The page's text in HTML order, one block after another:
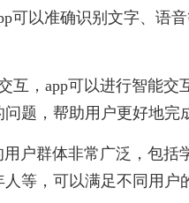
可以准确识别文字、语
互，app可以进行智能交
题，帮助用户更好地完
用户群体非常广泛，包括
等，可以满足不同用户